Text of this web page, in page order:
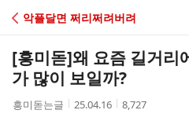
C
A
악플달면 쩌리쩌려버려
[흥미돋]왜 요즘 길거리
가 많이 보일까?
작
흥미돋는글
작
25.04.16
조
8,727